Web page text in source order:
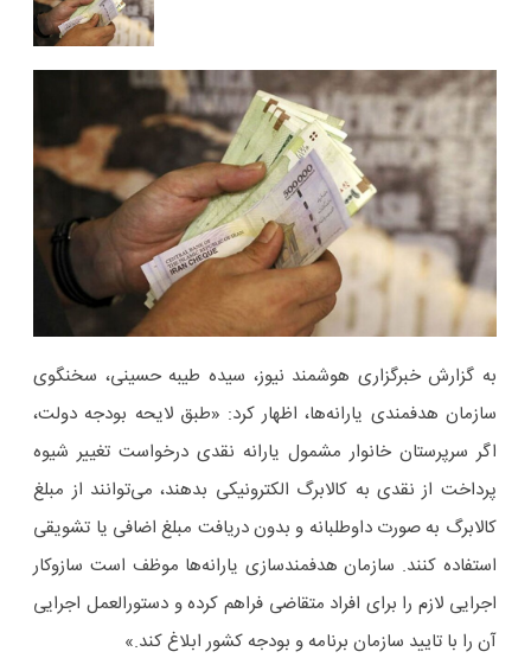
به گزارش خبرگزاری هوشمند نیوز، سیده طیبه حسینی، سخنگوی
سازمان هدفمندی یارانه‌ها، اظهار کرد: «طبق لایحه بودجه دولت،
اگر سرپرستان خانوار مشمول یارانه نقدی درخواست تغییر شیوه
پرداخت از نقدی به کالابرگ الکترونیکی بدهند، می‌توانند از مبلغ
کالابرگ به صورت داوطلبانه و بدون دریافت مبلغ اضافی یا تشویقی
استفاده کنند. سازمان هدفمندسازی یارانه‌ها موظف است سازوکار
اجرایی لازم را برای افراد متقاضی فراهم کرده و دستورالعمل اجرایی
آن را با تایید سازمان برنامه و بودجه کشور ابلاغ کند.»